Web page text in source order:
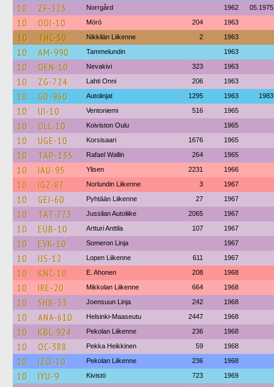
10 ZF-323 Norrgård 1962 05.1975
10 ODI-10 Mörö 204 1963
10 THC-50 Nikkilän Liikenne 2 1963
10 AM-990 Tammelundin 1963
10 OEN-10 Nevakivi 323 1963
10 ZG-724 Lahti Onni 206 1963
10 GD-960 Autolinjat 1295 1963 1983
10 UI-10 Ventoniemi 516 1965
10 OLL-10 Koiviston Oulu 1965
10 UGE-10 Korsisaari 1676 1965
10 TAP-135 Rafael Wallin 264 1965
10 IAU-95 Ylisen 2231 1966
10 IGZ-87 Norlundin Liikenne 3 1967
10 GEI-60 Pyhtään Liikenne 27 1967
10 TAT-773 Jussilan Autoliike 2065 1967
10 EUB-10 Artturi Anttila 107 1967
10 EVK-10 Someron Linja 1967
10 IJS-12 Lopen Liikenne 611 1967
10 KNC-10 E. Ahonen 208 1968
10 IRE-20 Mikkolan Liikenne 664 1968
10 SHB-53 Joensuun Linja 242 1968
10 ANA-610 Helsinki-Maaseutu 2447 1968
10 KBL-924 Pekolan Liikenne 236 1968
10 OC-388 Pekka Heikkinen 59 1968
10 IZO-10 Pekolan Liikenne 236 1968
10 IYU-9 Kivistö 723 1969